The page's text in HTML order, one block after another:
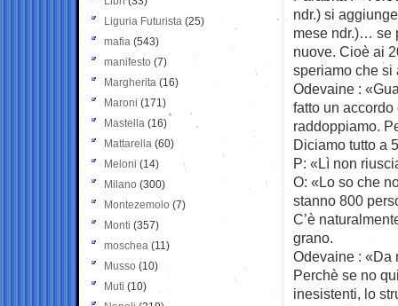
ndr.) si
mese ndr.)… se
nuove. Cioè ai
speriamo che
Odevaine :
fatto un
raddoppiamo.
Diciamo tutto a
P: «Lì non
O: «Lo so che
stanno 800
C’è
grano.
Odevaine : «Da
Perchè se no
inesistenti, lo
Liguria Futurista (25)
mafia (543)
manifesto (7)
Margherita (16)
Maroni (171)
Mastella (16)
Mattarella (60)
Meloni (14)
Milano (300)
Montezemolo (7)
Monti (357)
moschea (11)
Musso (10)
Muti (10)